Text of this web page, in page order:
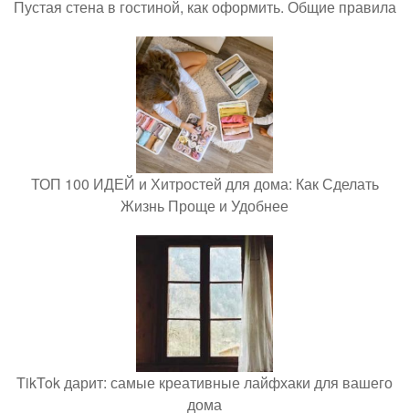
Пустая стена в гостиной, как оформить. Общие правила
ТОП 100 ИДЕЙ и Хитростей для дома: Как Сделать
Жизнь Проще и Удобнее
TikTok дарит: самые креативные лайфхаки для вашего
дома